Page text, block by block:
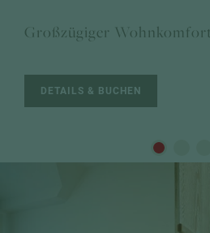
Großzügiger Wohnkomfort
DETAILS & BUCHEN